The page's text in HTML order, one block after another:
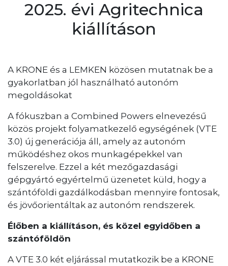
2025. évi Agritechnica
kiállításon
A KRONE és a LEMKEN közösen mutatnak be a
gyakorlatban jól használható autonóm
megoldásokat
A fókuszban a Combined Powers elnevezésű
közös projekt folyamatkezelő egységének (VTE
3.0) új generációja áll, amely az autonóm
működéshez okos munkagépekkel van
felszerelve. Ezzel a két mezőgazdasági
gépgyártó egyértelmű üzenetet küld, hogy a
szántóföldi gazdálkodásban mennyire fontosak,
és jövőorientáltak az autonóm rendszerek.
Élőben a kiállításon, és közel egyidőben a
szántóföldön
A VTE 3.0 két eljárással mutatkozik be a KRONE